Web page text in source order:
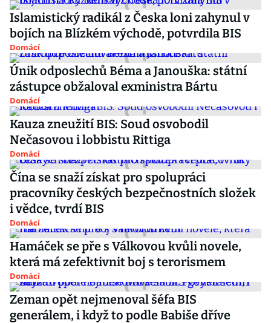
Islamistický radikál z Česka loni zahynul v
bojích na Blízkém východě, potvrdila BIS
Domácí
Únik odposlechů Béma a Janouška: státní
zástupce obžaloval exministra Bártu
Domácí
Kauza zneužití BIS: Soud osvobodil
Nečasovou i lobbistu Rittiga
Domácí
Čína se snaží získat pro spolupráci
pracovníky českých bezpečnostních složek
i vědce, tvrdí BIS
Domácí
Hamáček se pře s Válkovou kvůli novele,
která má zefektivnit boj s terorismem
Domácí
Zeman opět nejmenoval šéfa BIS
generálem, i když to podle Babiše dříve